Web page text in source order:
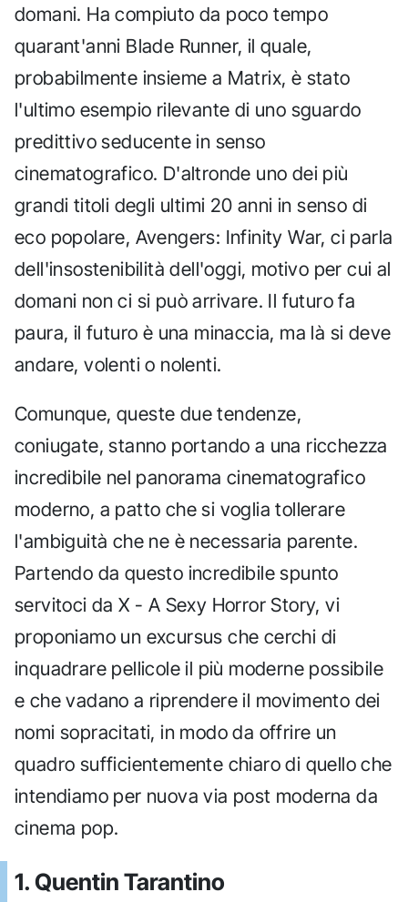
domani. Ha compiuto da poco tempo
quarant'anni Blade Runner, il quale,
probabilmente insieme a Matrix, è stato
l'ultimo esempio rilevante di uno sguardo
predittivo seducente in senso
cinematografico. D'altronde uno dei più
grandi titoli degli ultimi 20 anni in senso di
eco popolare, Avengers: Infinity War, ci parla
dell'insostenibilità dell'oggi, motivo per cui al
domani non ci si può arrivare. Il futuro fa
paura, il futuro è una minaccia, ma là si deve
andare, volenti o nolenti.
Comunque, queste due tendenze,
coniugate, stanno portando a una ricchezza
incredibile nel panorama cinematografico
moderno, a patto che si voglia tollerare
l'ambiguità che ne è necessaria parente.
Partendo da questo incredibile spunto
servitoci da X - A Sexy Horror Story, vi
proponiamo un excursus che cerchi di
inquadrare pellicole il più moderne possibile
e che vadano a riprendere il movimento dei
nomi sopracitati, in modo da offrire un
quadro sufficientemente chiaro di quello che
intendiamo per nuova via post moderna da
cinema pop.
1. Quentin Tarantino